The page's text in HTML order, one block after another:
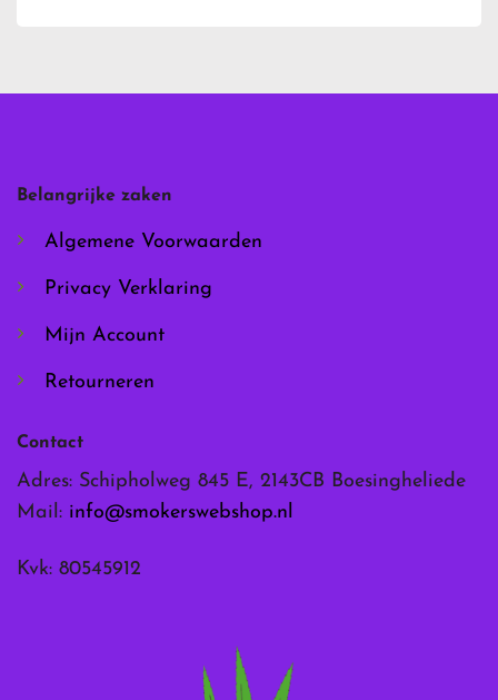
op
de
productpagina
Belangrijke zaken
Algemene Voorwaarden
Privacy Verklaring
Mijn Account
Retourneren
Contact
Adres: Schipholweg 845 E, 2143CB Boesingheliede
Mail: info@smokerswebshop.nl
Kvk: 80545912